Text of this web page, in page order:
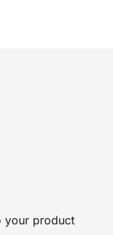
your product